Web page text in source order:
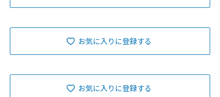
お気に入りに登録する
お気に入りに登録する